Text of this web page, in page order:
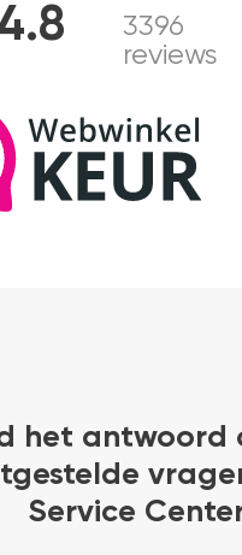
3396
reviews
het antwoord
Service